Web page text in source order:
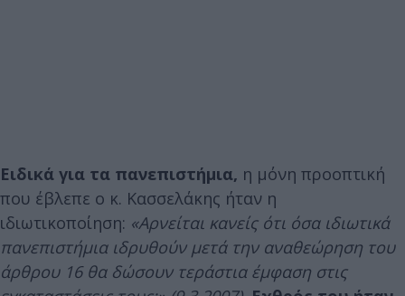
Ειδικά για τα πανεπιστήμια, η μόνη προοπτική
που έβλεπε ο κ. Κασσελάκης ήταν η
ιδιωτικοποίηση: «Αρνείται κανείς ότι όσα ιδιωτικά
πανεπιστήμια ιδρυθούν μετά την αναθεώρηση του
άρθρου 16 θα δώσουν τεράστια έμφαση στις